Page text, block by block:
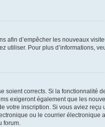
afin d’empêcher les nouveaux
utiliser. Pour plus d’informations,
corrects. Si la fonctionnalité
exigeront également que les
votre inscription. Si vous aviez
ou le courrier
forum.